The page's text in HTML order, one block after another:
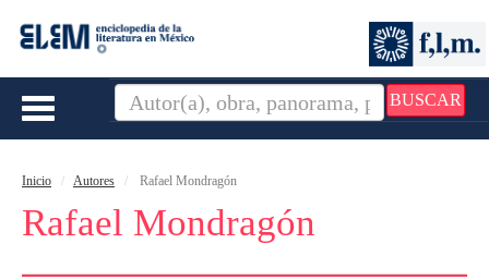
BUSCAR
Toggle
Inicio Autores Rafael Mondragón
Rafael Mondragón